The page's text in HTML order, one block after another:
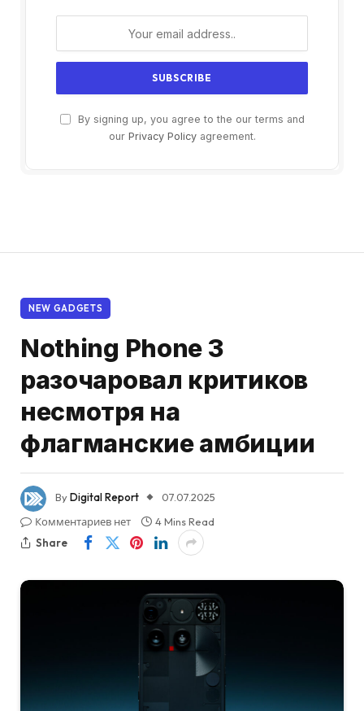
By signing up, you agree to the our terms and
our Privacy Policyagreement.
NEW GADGETS
Nothing Phone 3
разочаровал критиков
несмотря на
флагманские амбиции
ByDigital Report
07.07.2025
Комментариев нет
4 Mins Read
Share